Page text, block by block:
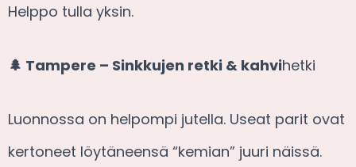
Helppo tulla yksin.
🌲 Tampere – Sinkkujen retki & kahvihetki
Luonnossa on helpompi jutella. Useat parit ovat
kertoneet löytäneensä “kemian” juuri näissä.